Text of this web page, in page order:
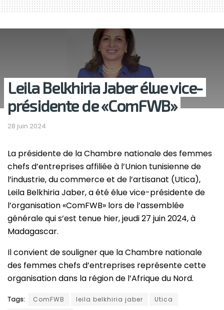
Leila Belkhiria Jaber élue vice-
présidente de «ComFWB»
28 juin 2024
La présidente de la Chambre nationale des femmes
chefs d’entreprises affiliée à l’Union tunisienne de
l’industrie, du commerce et de l’artisanat (Utica),
Leila Belkhiria Jaber, a été élue vice-présidente de
l’organisation «ComFWB» lors de l’assemblée
générale qui s’est tenue hier, jeudi 27 juin 2024, à
Madagascar.
Il convient de souligner que la Chambre nationale
des femmes chefs d’entreprises représente cette
organisation dans la région de l’Afrique du Nord.
Tags: ComFWB leila belkhiria jaber
Utica